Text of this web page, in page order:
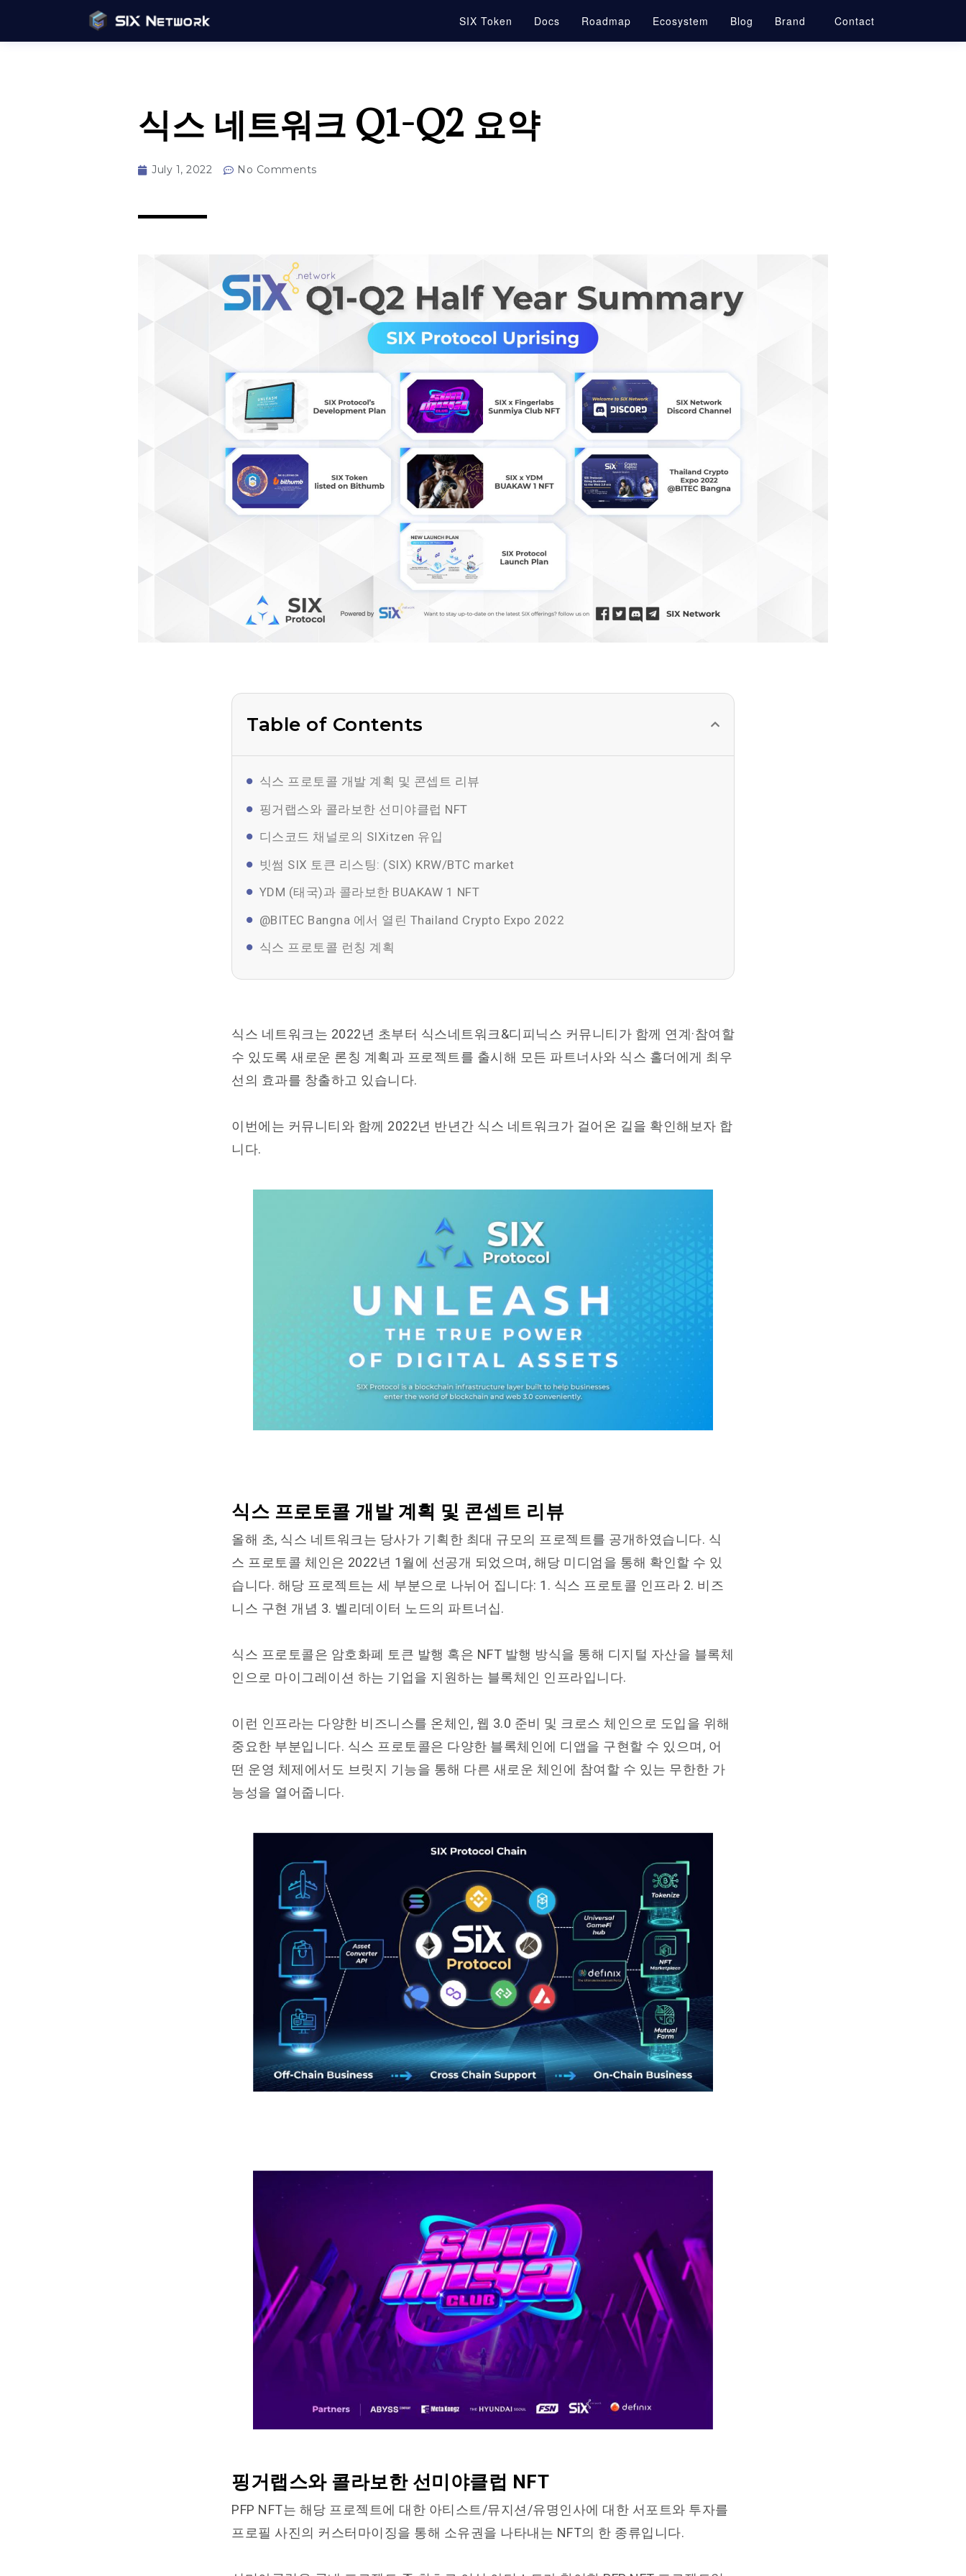
SIX Token Docs Roadmap Ecosystem Blog Brand Contact
식스 네트워크 Q1-Q2 요약
July 1, 2022 No Comments
Table of Contents
식스 프로토콜 개발 계획 및 콘셉트 리뷰
핑거랩스와 콜라보한 선미야클럽 NFT
디스코드 채널로의 SIXitzen 유입
빗썸 SIX 토큰 리스팅: (SIX) KRW/BTC market
YDM (태국)과 콜라보한 BUAKAW 1 NFT
@BITEC Bangna 에서 열린 Thailand Crypto Expo 2022
식스 프로토콜 런칭 계획
식스 네트워크는 2022년 초부터 식스네트워크&디피닉스 커뮤니티가 함께 연계·참여할
수 있도록 새로운 론칭 계획과 프로젝트를 출시해 모든 파트너사와 식스 홀더에게 최우
선의 효과를 창출하고 있습니다.
이번에는 커뮤니티와 함께 2022년 반년간 식스 네트워크가 걸어온 길을 확인해보자 합
니다.
식스 프로토콜 개발 계획 및 콘셉트 리뷰
올해 초, 식스 네트워크는 당사가 기획한 최대 규모의 프로젝트를 공개하였습니다. 식
스 프로토콜 체인은 2022년 1월에 선공개 되었으며, 해당 미디엄을 통해 확인할 수 있
습니다. 해당 프로젝트는 세 부분으로 나뉘어 집니다: 1. 식스 프로토콜 인프라 2. 비즈
니스 구현 개념 3. 벨리데이터 노드의 파트너십.
식스 프로토콜은 암호화폐 토큰 발행 혹은 NFT 발행 방식을 통해 디지털 자산을 블록체
인으로 마이그레이션 하는 기업을 지원하는 블록체인 인프라입니다.
이런 인프라는 다양한 비즈니스를 온체인, 웹 3.0 준비 및 크로스 체인으로 도입을 위해
중요한 부분입니다. 식스 프로토콜은 다양한 블록체인에 디앱을 구현할 수 있으며, 어
떤 운영 체제에서도 브릿지 기능을 통해 다른 새로운 체인에 참여할 수 있는 무한한 가
능성을 열어줍니다.
핑거랩스와 콜라보한 선미야클럽 NFT
PFP NFT는 해당 프로젝트에 대한 아티스트/뮤지션/유명인사에 대한 서포트와 투자를
프로필 사진의 커스터마이징을 통해 소유권을 나타내는 NFT의 한 종류입니다.